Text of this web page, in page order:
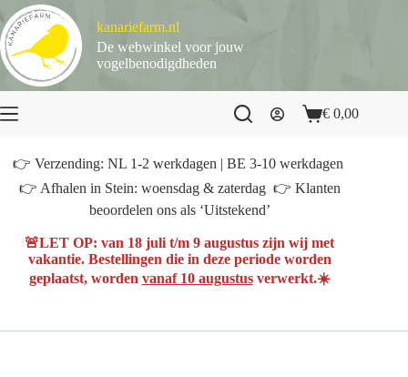
naar
de
inhoud
kanariefarm.nl
De webwinkel voor jouw
vogelbenodigdheden
Winkelwagen
€ 0,00
👉 Verzending: NL 1-2 werkdagen | BE 3-10 werkdagen
👉 Afhalen in Stein: woensdag & zaterdag 👉 Klanten
beoordelen ons als ‘Uitstekend’
🚨LET OP: van 18 juli t/m 9 augustus zijn wij met
vakantie. Bestellingen die in deze periode worden
geplaatst, worden vanaf 10 augustusverwerkt.☀️